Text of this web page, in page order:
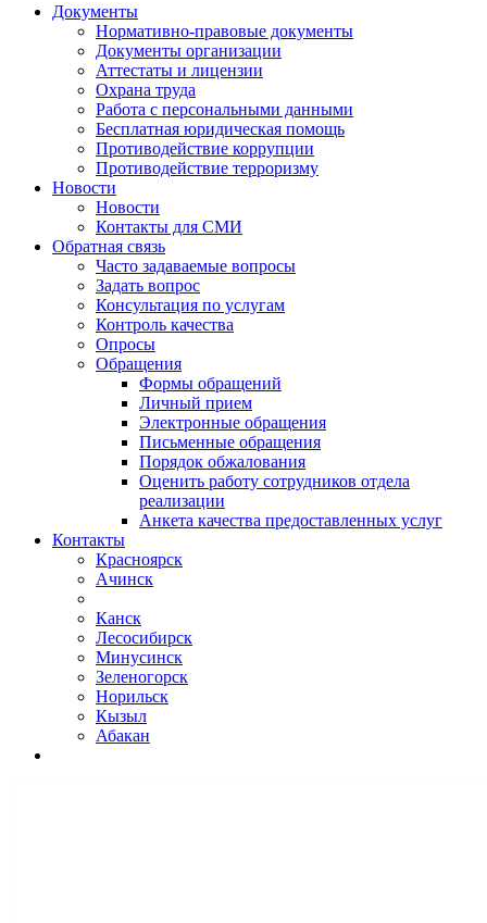
Документы
Нормативно-правовые документы
Документы организации
Аттестаты и лицензии
Охрана труда
Работа с персональными данными
Бесплатная юридическая помощь
Противодействие коррупции
Противодействие терроризму
Новости
Новости
Контакты для СМИ
Обратная связь
Часто задаваемые вопросы
Задать вопрос
Консультация по услугам
Контроль качества
Опросы
Обращения
Формы обращений
Личный прием
Электронные обращения
Письменные обращения
Порядок обжалования
Оценить работу сотрудников отдела
реализации
Анкета качества предоставленных услуг
Контакты
Красноярск
Ачинск
Канск
Лесосибирск
Минусинск
Зеленогорск
Норильск
Кызыл
Абакан